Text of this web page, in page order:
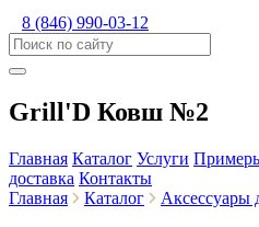
8 (846) 990-03-12
Grill'D Ковш №2
Главная Каталог Услуги
доставка Контакты
Главная
Каталог Аксессуары